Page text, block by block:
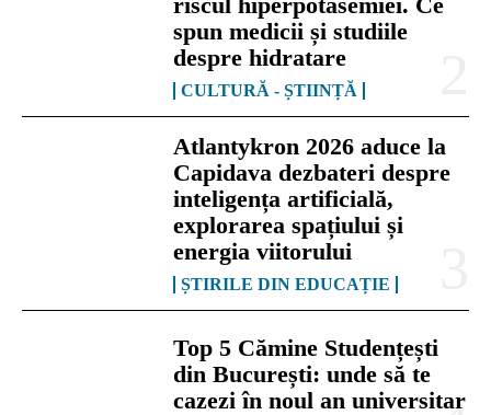
spun medicii și studiile
despre hidratare
CULTURĂ - ȘTIINȚĂ
Atlantykron 2026 aduce la
Capidava dezbateri despre
inteligența artificială,
explorarea spațiului și
energia viitorului
ȘTIRILE DIN EDUCAȚIE
Top 5 Cămine Studențești
din București: unde să te
cazezi în noul an universitar